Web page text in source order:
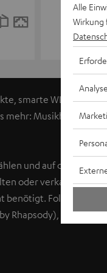
smarte WLAN-
Musikhören 2.0
und auf dem Sofa
oder verkabeln.
benötigt. Folgende
Rhapsody),
Alle
Wirkung
Analyse